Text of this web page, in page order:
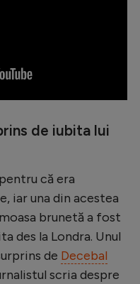
de iubita lui
că era
iar una din acestea
brunetă a fost
des la Londra. Unul
de Decebal
scria despre